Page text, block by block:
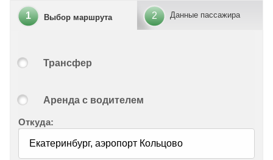
1 Выбор маршрута 2 Данные пассажира
Трансфер
Аренда с водителем
Откуда: